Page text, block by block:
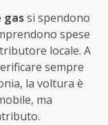
gassi spendono
spese
locale. A
sempre
la voltura è
ma